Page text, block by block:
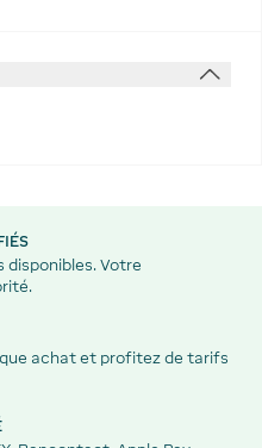
disponibles. Votre
achat et profitez de tarifs